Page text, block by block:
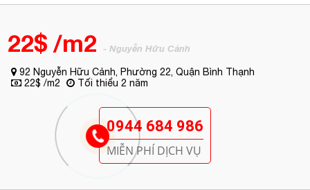
MIỄN PHÍ DỊCH VỤ
TÌM KIẾM VĂN PHÒNG
VĂN PHÒNG THEO HẠNG
VĂN PHÒNG TƯƠNG TỰ